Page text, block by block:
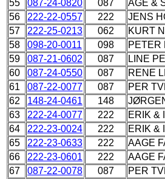
55
087-24-0820 087 ÅGE &
56
222-22-0557 222 JENS
57
222-25-0213 062 KURT
58
098-20-0011 098 PETER
59
087-21-0602 087 LINE
60
087-24-0550 087 RENE
61
087-22-0077 087 PER
62
148-24-0461 148
63
222-24-0077 222 ERIK &
64
222-23-0024 222 ERIK &
65
222-23-0633 222 AAGE
66
222-23-0601 222 AAGE
67
087-22-0078 087 PER